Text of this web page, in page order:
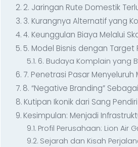
2. Jaringan Rute Domestik
3. Kurangnya Alternatif yang
4. Keunggulan Biaya Melalui
5. Model Bisnis dengan Target
6. Budaya Komplain yang
7. Penetrasi Pasar
8. “Negative Branding”
Kutipan Ikonik dari Sang Pendiri
Kesimpulan: Menjadi
Profil Perusahaan: Lion Air
Sejarah dan Kisah